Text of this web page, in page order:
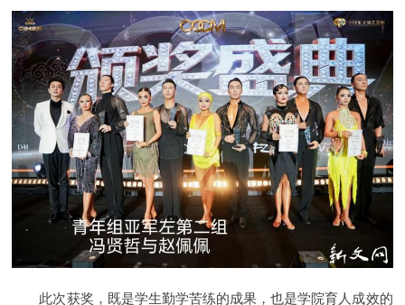
此次获奖，既是学生勤学苦练的成果，也是学院育人成效的